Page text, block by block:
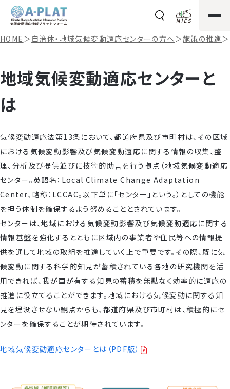
HOME ＞ 自治体・地域気候変動適応センターの方へ ＞施策の推進＞
地域気候変動適応センターと
は
気候変動適応法第13条において、都道府県及び市町村は、その区域
における気候変動影響及び気候変動適応に関する情報の収集、整
理、分析及び提供並びに技術的助言を行う拠点（地域気候変動適応
センター。英語名：Local Climate Change Adaptation
Center、略称：LCCAC。以下単に「センター」という。）としての機能
を担う体制を確保するよう努めることとされています。
センターは、地域における気候変動影響及び気候変動適応に関する
情報基盤を強化するとともに区域内の事業者や住民等への情報提
供を通して地域の取組を推進していく上で重要です。その際、既に気
候変動に関する科学的知見が蓄積されている各地の研究機関を活
用できれば、我が国が有する知見の蓄積を無駄なく効率的に適応の
推進に役立てることができます。地域における気候変動に関する知
見を埋没させない観点からも、都道府県及び市町村は、積極的にセ
ンターを確保することが期待されています。
地域気候変動適応センターとは（PDF版）